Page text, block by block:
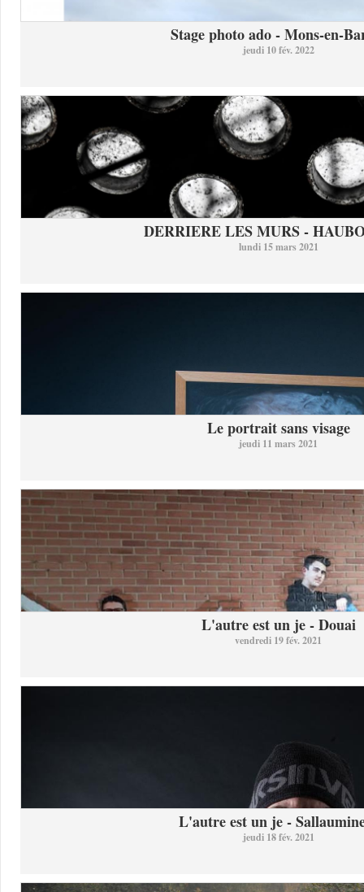
Stage photo ado - Mons-en-
jeudi 10 fév. 2022
DERRIERE LES MURS -
lundi 15 mars 2021
Le portrait sans visage
jeudi 11 mars 2021
L'autre est un je - Douai
vendredi 19 fév. 2021
L'autre est un je -
jeudi 18 fév. 2021